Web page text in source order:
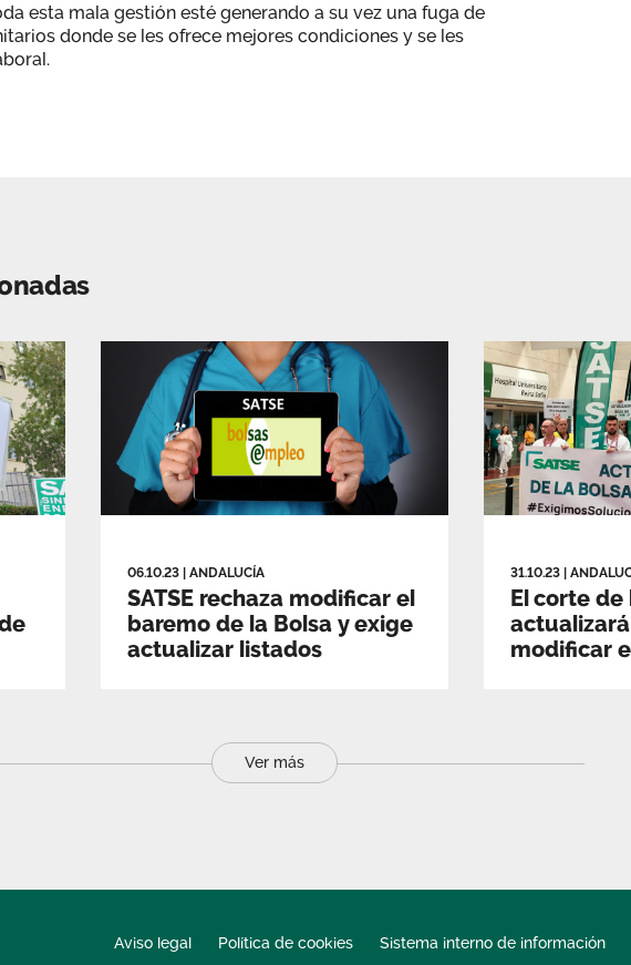
esta mala gestión esté generando a su vez una fuga de
donde se les ofrece mejores condiciones y se les
06.10.23 ANDALUCÍA
SATSE rechaza modificar el
baremo de la Bolsa y exige
actualizar listados
31.10.23 |
El corte de
modificar
Ver más
Aviso legal Política de cookies Sistema interno de información